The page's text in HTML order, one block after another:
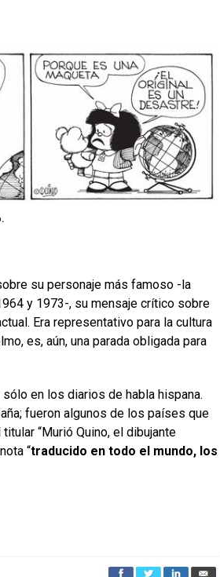
su personaje más famoso -la
y 1973-, su mensaje crítico sobre
Era representativo para la cultura
es, aún, una parada obligada para
en los diarios de habla hispana.
fueron algunos de los países que
“Murió Quino, el dibujante
“traducido en todo el mundo, los